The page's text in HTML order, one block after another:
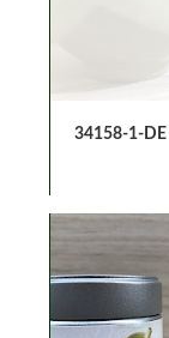
34158-1-DE